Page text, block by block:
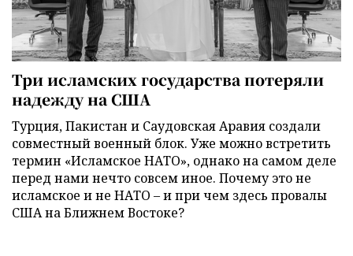
Три исламских государства потеряли
надежду на США
Турция, Пакистан и Саудовская Аравия создали
совместный военный блок. Уже можно встретить
термин «Исламское НАТО», однако на самом деле
перед нами нечто совсем иное. Почему это не
исламское и не НАТО – и при чем здесь провалы
США на Ближнем Востоке?